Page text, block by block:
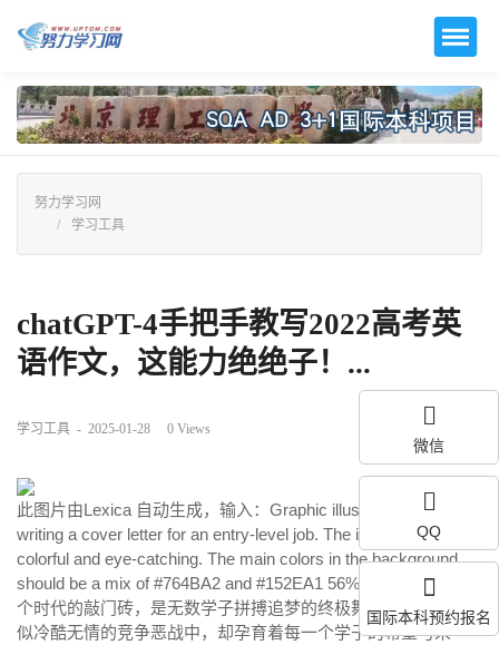
努力学习网
学习工具
chatGPT-4手把手教写2022高考英
语作文，这能力绝绝子！...
学习工具 - 2025-01-28 0 Views
此图片由Lexica 自动生成，输入：Graphic illustration of a man
writing a cover letter for an entry-level job. The image should be
colorful and eye-catching. The main colors in the background
should be a mix of #764BA2 and #152EA1 56%. 高考代表着一
个时代的敲门砖，是无数学子拼搏追梦的终极舞台。在这个看
似冷酷无情的竞争恶战中，却孕育着每一个学子的希望与未
微信
QQ
国际本科预约报名